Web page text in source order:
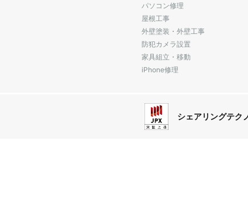
パソコン修理
屋根工事
外壁塗装・外壁工事
防犯カメラ設置
家具組立・移動
iPhone修理
シェアリングテク